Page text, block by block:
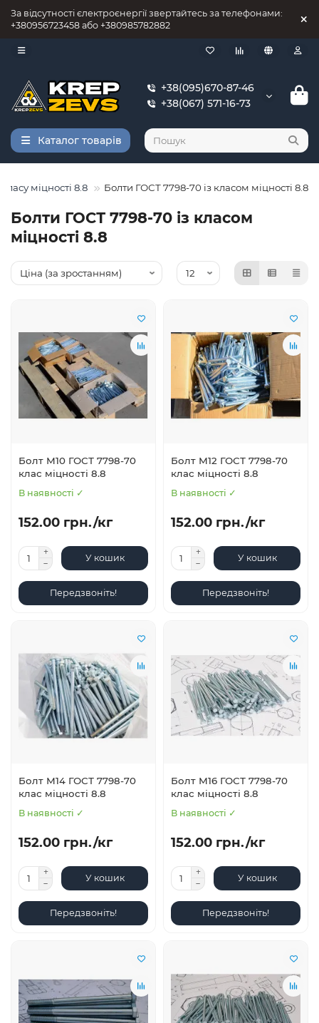
За відсутності єлектроєнергії звертайтесь за телефонами:
+380956723458 або +380985782882
+38(095)670-87-46
+38(067) 571-16-73
Каталог товарів
міцності 8.8 Болти ГОСТ 7798-70 із класом міцності 8.8
Болти ГОСТ 7798-70 із класом
міцності 8.8
Болт М10 ГОСТ 7798-70
клас міцності 8.8
В наявності ✓
152.00 грн./кг
У кошик
Передзвоніть!
Болт М12 ГОСТ 7798-70
клас міцності 8.8
В наявності ✓
152.00 грн./кг
У кошик
Передзвоніть!
Болт М14 ГОСТ 7798-70
клас міцності 8.8
В наявності ✓
152.00 грн./кг
У кошик
Передзвоніть!
Болт М16 ГОСТ 7798-70
клас міцності 8.8
В наявності ✓
152.00 грн./кг
У кошик
Передзвоніть!